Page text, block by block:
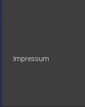
Impressum